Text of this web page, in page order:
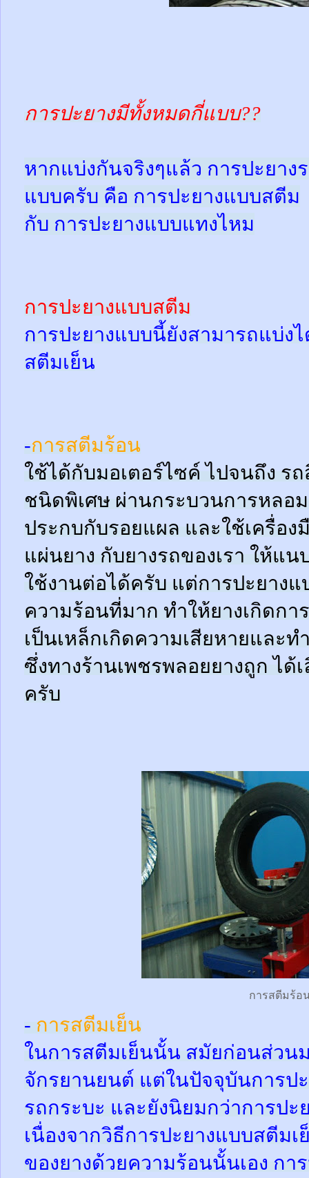
การปะยางมีทั้งหมดกี่แบบ??
หากแบ่งกันจริงๆแล้ว การปะยาง
แบบครับ คือ การปะยางแบบสตีม
กับ การปะยางแบบแทงไหม
การปะยางแบบสตีม
การปะยางแบบนี้ยังสามารถแบ่ง
สตีมเย็น
-การสตีมร้อน
ใช้ได้กับมอเตอร์ไซค์ ไปจนถึง ร
ชนิดพิเศษ ผ่านกระบวนการหลอ
ประกบกับรอยแผล และใช้เครื่อง
แผ่นยาง กับยางรถของเรา ให้แ
ใช้งานต่อได้ครับ แต่การปะยาง
ความร้อนที่มาก ทำให้ยางเกิดกา
เป็นเหล็กเกิดความเสียหายและท
ซึ่งทางร้านเพชรพลอยยางถูก ได้
ครับ
การสตีมร้อ
- การสตีมเย็น
ในการสตีมเย็นนั้น สมัยก่อนส่วน
จักรยานยนต์ แต่ในปัจจุบันการป
รถกระบะ และยังนิยมกว่าการป
เนื่องจากวิธีการปะยางแบบสตีม
ของยางด้วยความร้อนนั้นเอง กา